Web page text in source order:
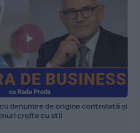
denumire de origine controlată și
croite cu stil